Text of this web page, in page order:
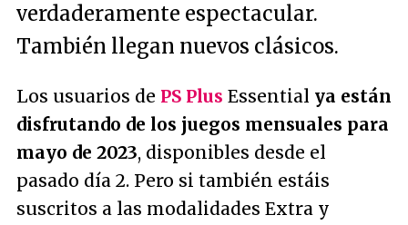
verdaderamente espectacular.
También llegan nuevos clásicos.
Los usuarios de PS Plus Essential ya están
disfrutando de los juegos mensuales para
mayo de 2023, disponibles desde el
pasado día 2. Pero si también estáis
suscritos a las modalidades Extra y